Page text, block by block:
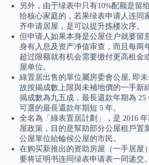
另外，由于绿表中只有10%配额是留
给核心家庭的，若果绿表申请人连同
齐申请居屋，是可以提升拣楼次序。
但申请人如果本身是公屋住户就要留
身有入息及资产净值审查，而且每两
超过限额就有机会需要缴付更高租金
屋单位。
綠置居出售的單位屬房委會公屋, 即未
故按揭成數上限與未補地價的一手新
揭成數為九五成，最長還款年期為 25
可選的最長還款年期短 5 年。
全名為「綠表置居計劃」，是 2016
屋政策，目的是幫助部分公屋租戶置
公屋單位給輪候公屋的市民。
在购买新推出的资助房屋（一手居屋
要将证明书连同绿表申请表一同递交。